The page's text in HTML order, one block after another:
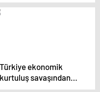
Atölyesi
Türkiye ekonomik
kurtuluş savaşından
zaferle çıkacak